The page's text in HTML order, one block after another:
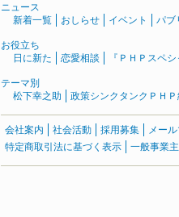
ニュース
新着一覧
おしらせ イベント パブ
お役立ち
日に新た
恋愛相談 『ＰＨＰスペ
テーマ別
松下幸之助
政策シンクタンクＰＨ
会社案内 社会活動 採用募集 メー
特定商取引法に基づく表示
一般事業